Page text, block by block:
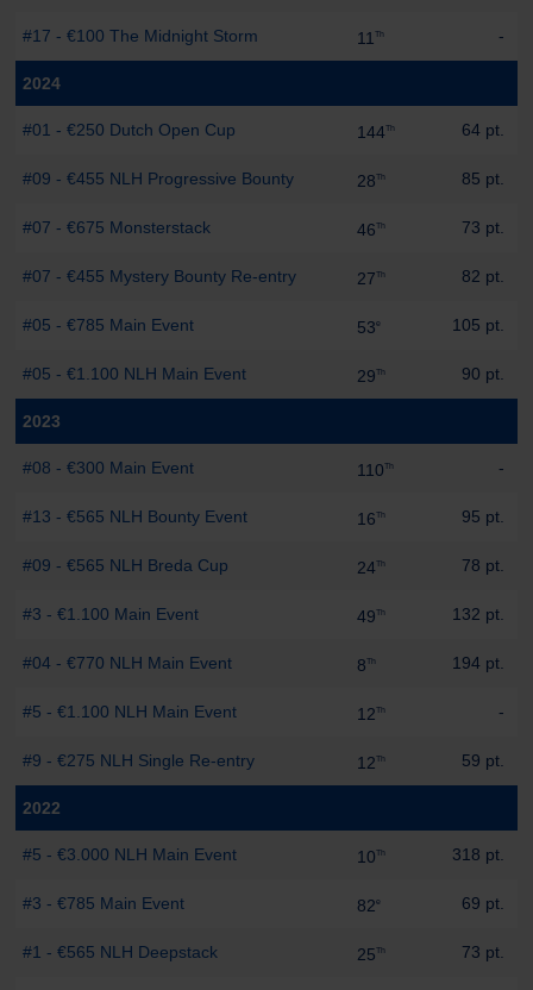
#17 - €100 The Midnight Storm 11Th -
2024
#01 - €250 Dutch Open Cup 144Th 64 pt.
#09 - €455 NLH Progressive Bounty 28Th 85 pt.
#07 - €675 Monsterstack 46Th 73 pt.
#07 - €455 Mystery Bounty Re-entry 27Th 82 pt.
#05 - €785 Main Event 53e 105 pt.
#05 - €1.100 NLH Main Event 29Th 90 pt.
2023
#08 - €300 Main Event 110Th -
#13 - €565 NLH Bounty Event 16Th 95 pt.
#09 - €565 NLH Breda Cup 24Th 78 pt.
#3 - €1.100 Main Event 49Th 132 pt.
#04 - €770 NLH Main Event 8Th 194 pt.
#5 - €1.100 NLH Main Event 12Th -
#9 - €275 NLH Single Re-entry 12Th 59 pt.
2022
#5 - €3.000 NLH Main Event 10Th 318 pt.
#3 - €785 Main Event 82e 69 pt.
#1 - €565 NLH Deepstack 25Th 73 pt.